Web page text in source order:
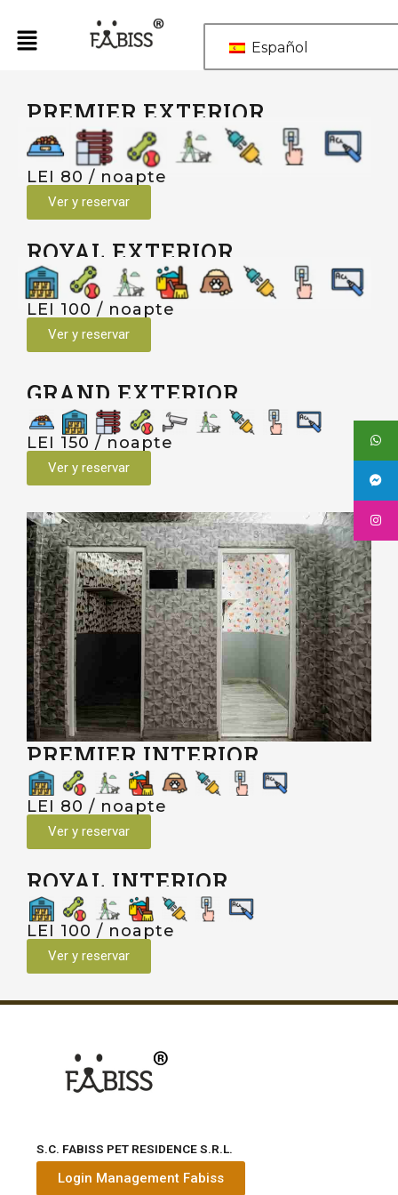
contenido
Español
PREMIER EXTERIOR
LEI 80 / noapte
Ver y reservar
ROYAL EXTERIOR
LEI 100 / noapte
Ver y reservar
GRAND EXTERIOR
LEI 150 / noapte
Ver y reservar
PREMIER INTERIOR
LEI 80 / noapte
Ver y reservar
ROYAL INTERIOR
LEI 100 / noapte
Ver y reservar
S.C. FABISS PET RESIDENCE S.R.L.
Login Management Fabiss